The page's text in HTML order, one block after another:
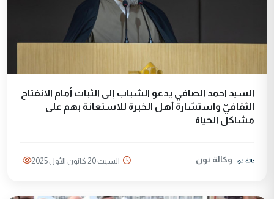
السيد احمد الصافي يدعو الشباب إلى الثبات أمام الانفتاح
الثقافيّ واستشارة أهل الخبرة للاستعانة بهم على
مشاكل الحياة
وكالة نون السبت 20 كانون الأول 2025